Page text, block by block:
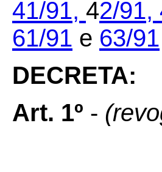
41/91, 42/91,
61/91 e 63/91
DECRETA:
Art. 1º -